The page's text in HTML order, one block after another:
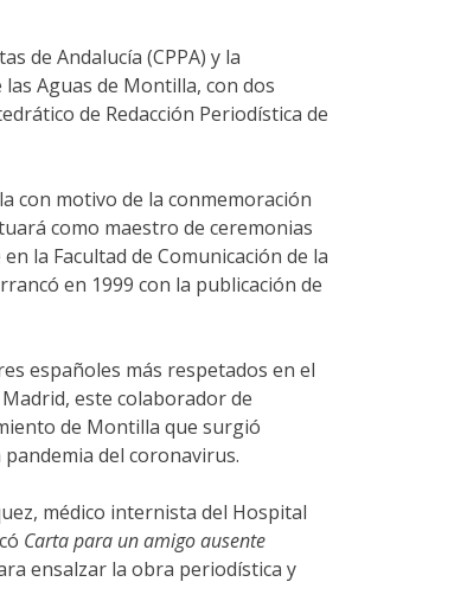
de Andalucía (CPPA) y la
Aguas de Montilla, con dos
de Redacción Periodística de
con motivo de la conmemoración
como maestro de ceremonias
la Facultad de Comunicación de la
en 1999 con la publicación de
españoles más respetados en el
este colaborador de
de Montilla que surgió
del coronavirus.
médico internista del Hospital
Carta para un amigo ausente
ensalzar la obra periodística y